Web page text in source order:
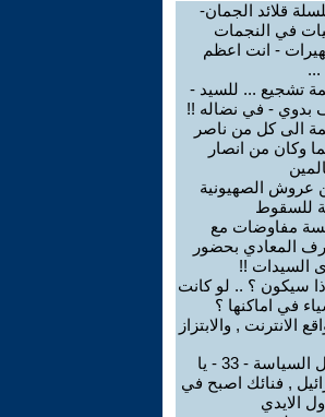
قلائد الجمان-
في النجمات
- انت اعظم
...
تشجيع ... للسيد -
بدوي - في نضاله !!
الى كل من ناصر
وكان من انصار
عروش الصهيونية
للسقوط
مفاوضات مع
المعادي بحضور
السيدات !!
سيكون ؟ .. لو كانت
في اماكنها ؟
الانترنت , والابتزاز
اهل السياسة - 33 - يا
, فنائك اصبح في
الايدي